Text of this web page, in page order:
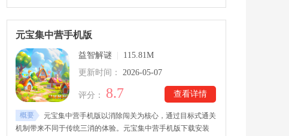
侵中文版下载后，游戏采用轻松便捷的操作方式，玩家只需控制
车辆移动，搭载的武器系统会自动锁定目标并进行攻击，让战斗
过程更加简单流畅。还加入丰富的装备强化内容，玩家可以收集
长速度。
元宝集中营手机版
益智解谜
115.81M
更新时间：
2026-05-07
查看详情
评分： 8.7
概要
元宝集中营手机版以消除闯关为核心，通过目标式通关
机制带来不同于传统三消的体验。元宝集中营手机版下载安装